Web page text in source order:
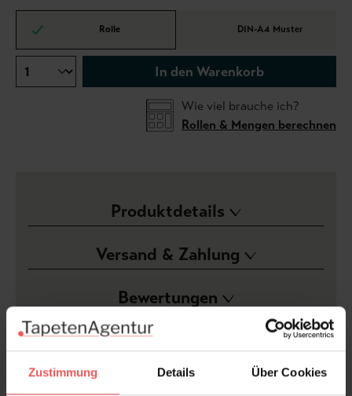
Zustimmung Details Über Cookies
Rolle DIN-A4 Muster
In den Warenkorb
Wie viel brauche ich?
Rollen & Mengen berechnen
Produktdetails
Versand & Zahlung
Bewertungen